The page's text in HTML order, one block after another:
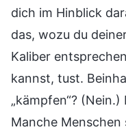
dich im Hinblick
das, wozu du
Kaliber
kannst, tust.
„kämpfen“?
Manche Menschen